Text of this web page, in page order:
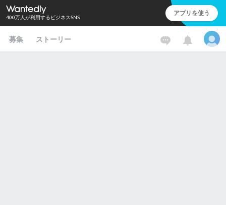
400万人が利用するビジネスSNS アプリを使う
募集 ストーリー